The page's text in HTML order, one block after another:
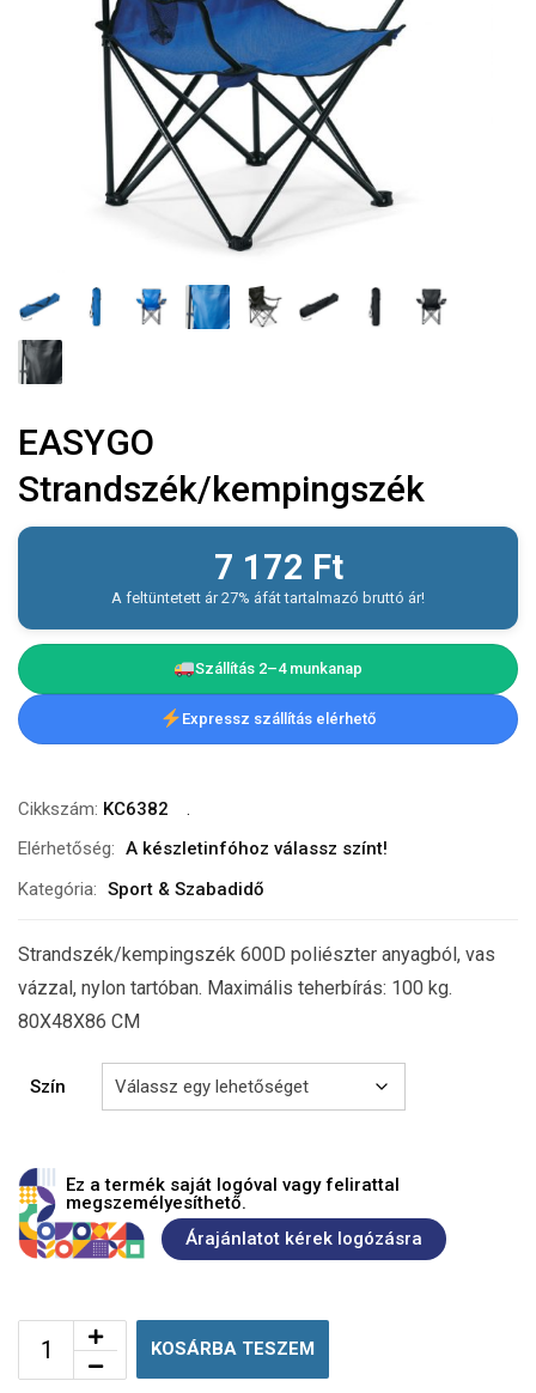
EASYGO
Strandszék/kempingszék
7 172 Ft
A feltüntetett ár 27% áfát tartalmazó bruttó ár!
Szállítás 2–4 munkanap
Expressz szállítás elérhető
Cikkszám: KC6382
Elérhetőség: A készletinfóhoz válassz színt!
Kategória: Sport & Szabadidő
Strandszék/kempingszék 600D poliészter anyagból, vas
vázzal, nylon tartóban. Maximális teherbírás: 100 kg.
80X48X86 CM
Szín
Ez a termék saját logóval vagy felirattal
megszemélyesíthető.
Árajánlatot kérek logózásra
KOSÁRBA TESZEM